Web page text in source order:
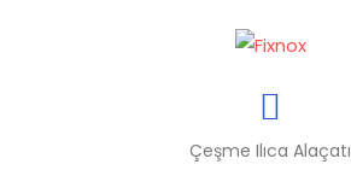
Çeşme Ilıca Alaçatı